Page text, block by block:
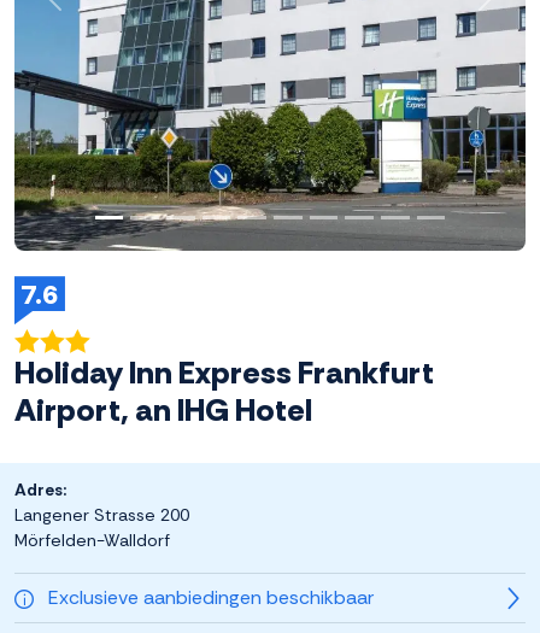
7.6
Holiday Inn Express Frankfurt
Airport, an IHG Hotel
Exclusieve aanbiedingen beschikbaar
Adres:
Langener Strasse 200
Mörfelden-Walldorf